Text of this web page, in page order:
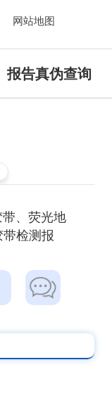
网站地图
报告真伪查询
、荧光地
检测报